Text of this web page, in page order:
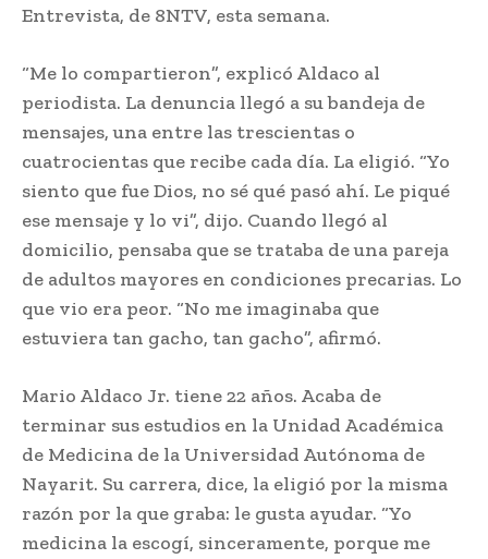
Entrevista, de 8NTV, esta semana.
“Me lo compartieron”, explicó Aldaco al
periodista. La denuncia llegó a su bandeja de
mensajes, una entre las trescientas o
cuatrocientas que recibe cada día. La eligió. “Yo
siento que fue Dios, no sé qué pasó ahí. Le piqué
ese mensaje y lo vi”, dijo. Cuando llegó al
domicilio, pensaba que se trataba de una pareja
de adultos mayores en condiciones precarias. Lo
que vio era peor. “No me imaginaba que
estuviera tan gacho, tan gacho”, afirmó.
Mario Aldaco Jr. tiene 22 años. Acaba de
terminar sus estudios en la Unidad Académica
de Medicina de la Universidad Autónoma de
Nayarit. Su carrera, dice, la eligió por la misma
razón por la que graba: le gusta ayudar. “Yo
medicina la escogí, sinceramente, porque me